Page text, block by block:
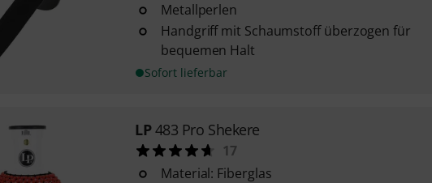
Metallperlen
Handgriff mit Schaumstoff überzogen für
bequemen Halt
Sofort lieferbar
LP 483 Pro Shekere
17
Material: Fiberglas